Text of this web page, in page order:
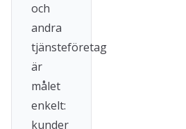
och
andra
tjänsteföretag
är
målet
enkelt:
kunder